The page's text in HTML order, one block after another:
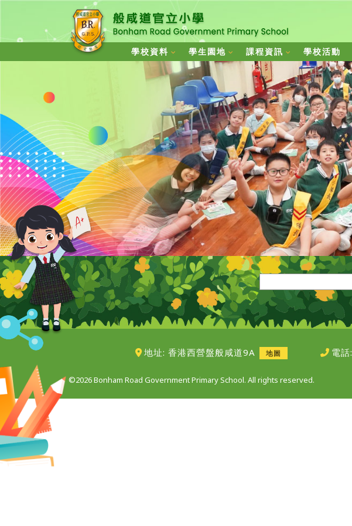
學校資料 學生園地 課程資訊 學校活動
地址: 香港西營盤般咸道9A 地圖 電話:
©2026 Bonham Road Government Primary School. All rights reserved.